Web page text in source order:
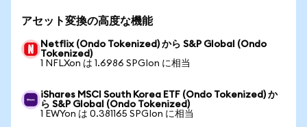
アセット変換の高度な機能
Netflix (Ondo Tokenized) から S&P Global (Ondo
Tokenized)
1 NFLXon は 1.6986 SPGIon に相当
iShares MSCI South Korea ETF (Ondo Tokenized) か
ら S&P Global (Ondo Tokenized)
1 EWYon は 0.381165 SPGIon に相当